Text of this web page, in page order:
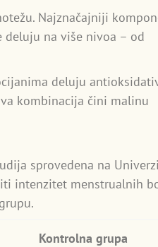
Najznačajniji
deluju na više nivoa – od
deluju
kombinacija čini malinu
sprovedena na
intenzitet menstrualnih
Kontrolna grupa